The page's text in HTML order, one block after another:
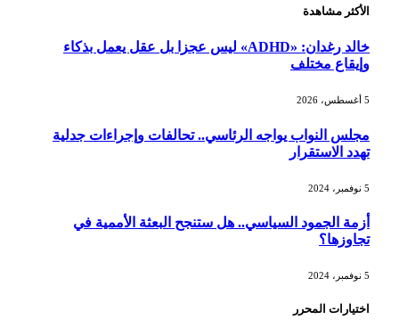
الأكثر مشاهدة
خالد رغدان: «ADHD» ليس عجزا بل عقل يعمل بذكاء
وإيقاع مختلف
مجلس النواب يواجه الرئاسي.. تحالفات وإجراءات جدلية
تهدد الاستقرار
أزمة الجمود السياسي.. هل ستنجح البعثة الأممية في
تجاوزها؟
اختيارات المحرر